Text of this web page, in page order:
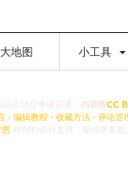
大地图 小工具
月14日申请开通， 内容按CC
• 编辑教程 • 收藏方法 • 评论管
对WIKI设计支持，期待更多能